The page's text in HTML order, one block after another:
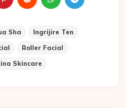
Sha
Ingrijire Ten
Roller Facial
Skincare